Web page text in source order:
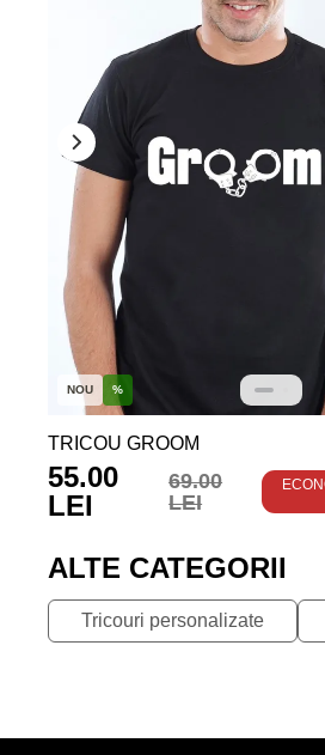
NOU %
TRICOU GROOM
55.00
LEI
69.00
LEI
ALTE CATEGORII
Tricouri personalizate